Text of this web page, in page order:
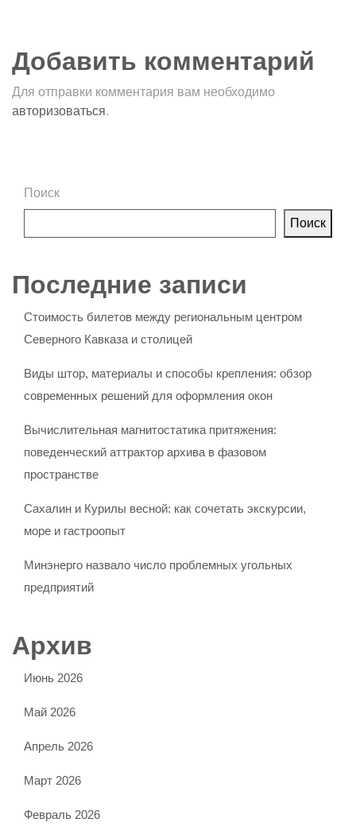
Добавить комментарий
Для отправки комментария вам необходимо
авторизоваться.
Поиск
Поиск
Последние записи
Стоимость билетов между региональным центром
Северного Кавказа и столицей
Виды штор, материалы и способы крепления: обзор
современных решений для оформления окон
Вычислительная магнитостатика притяжения:
поведенческий аттрактор архива в фазовом
пространстве
Сахалин и Курилы весной: как сочетать экскурсии,
море и гастроопыт
Минэнерго назвало число проблемных угольных
предприятий
Архив
Июнь 2026
Май 2026
Апрель 2026
Март 2026
Февраль 2026